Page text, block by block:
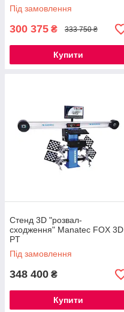
Під замовлення
300 375 ₴ 333 750 ₴
Купити
Стенд 3D "розвал-
сходження" Manatec FOX 3D
PT
Під замовлення
348 400 ₴
Купити